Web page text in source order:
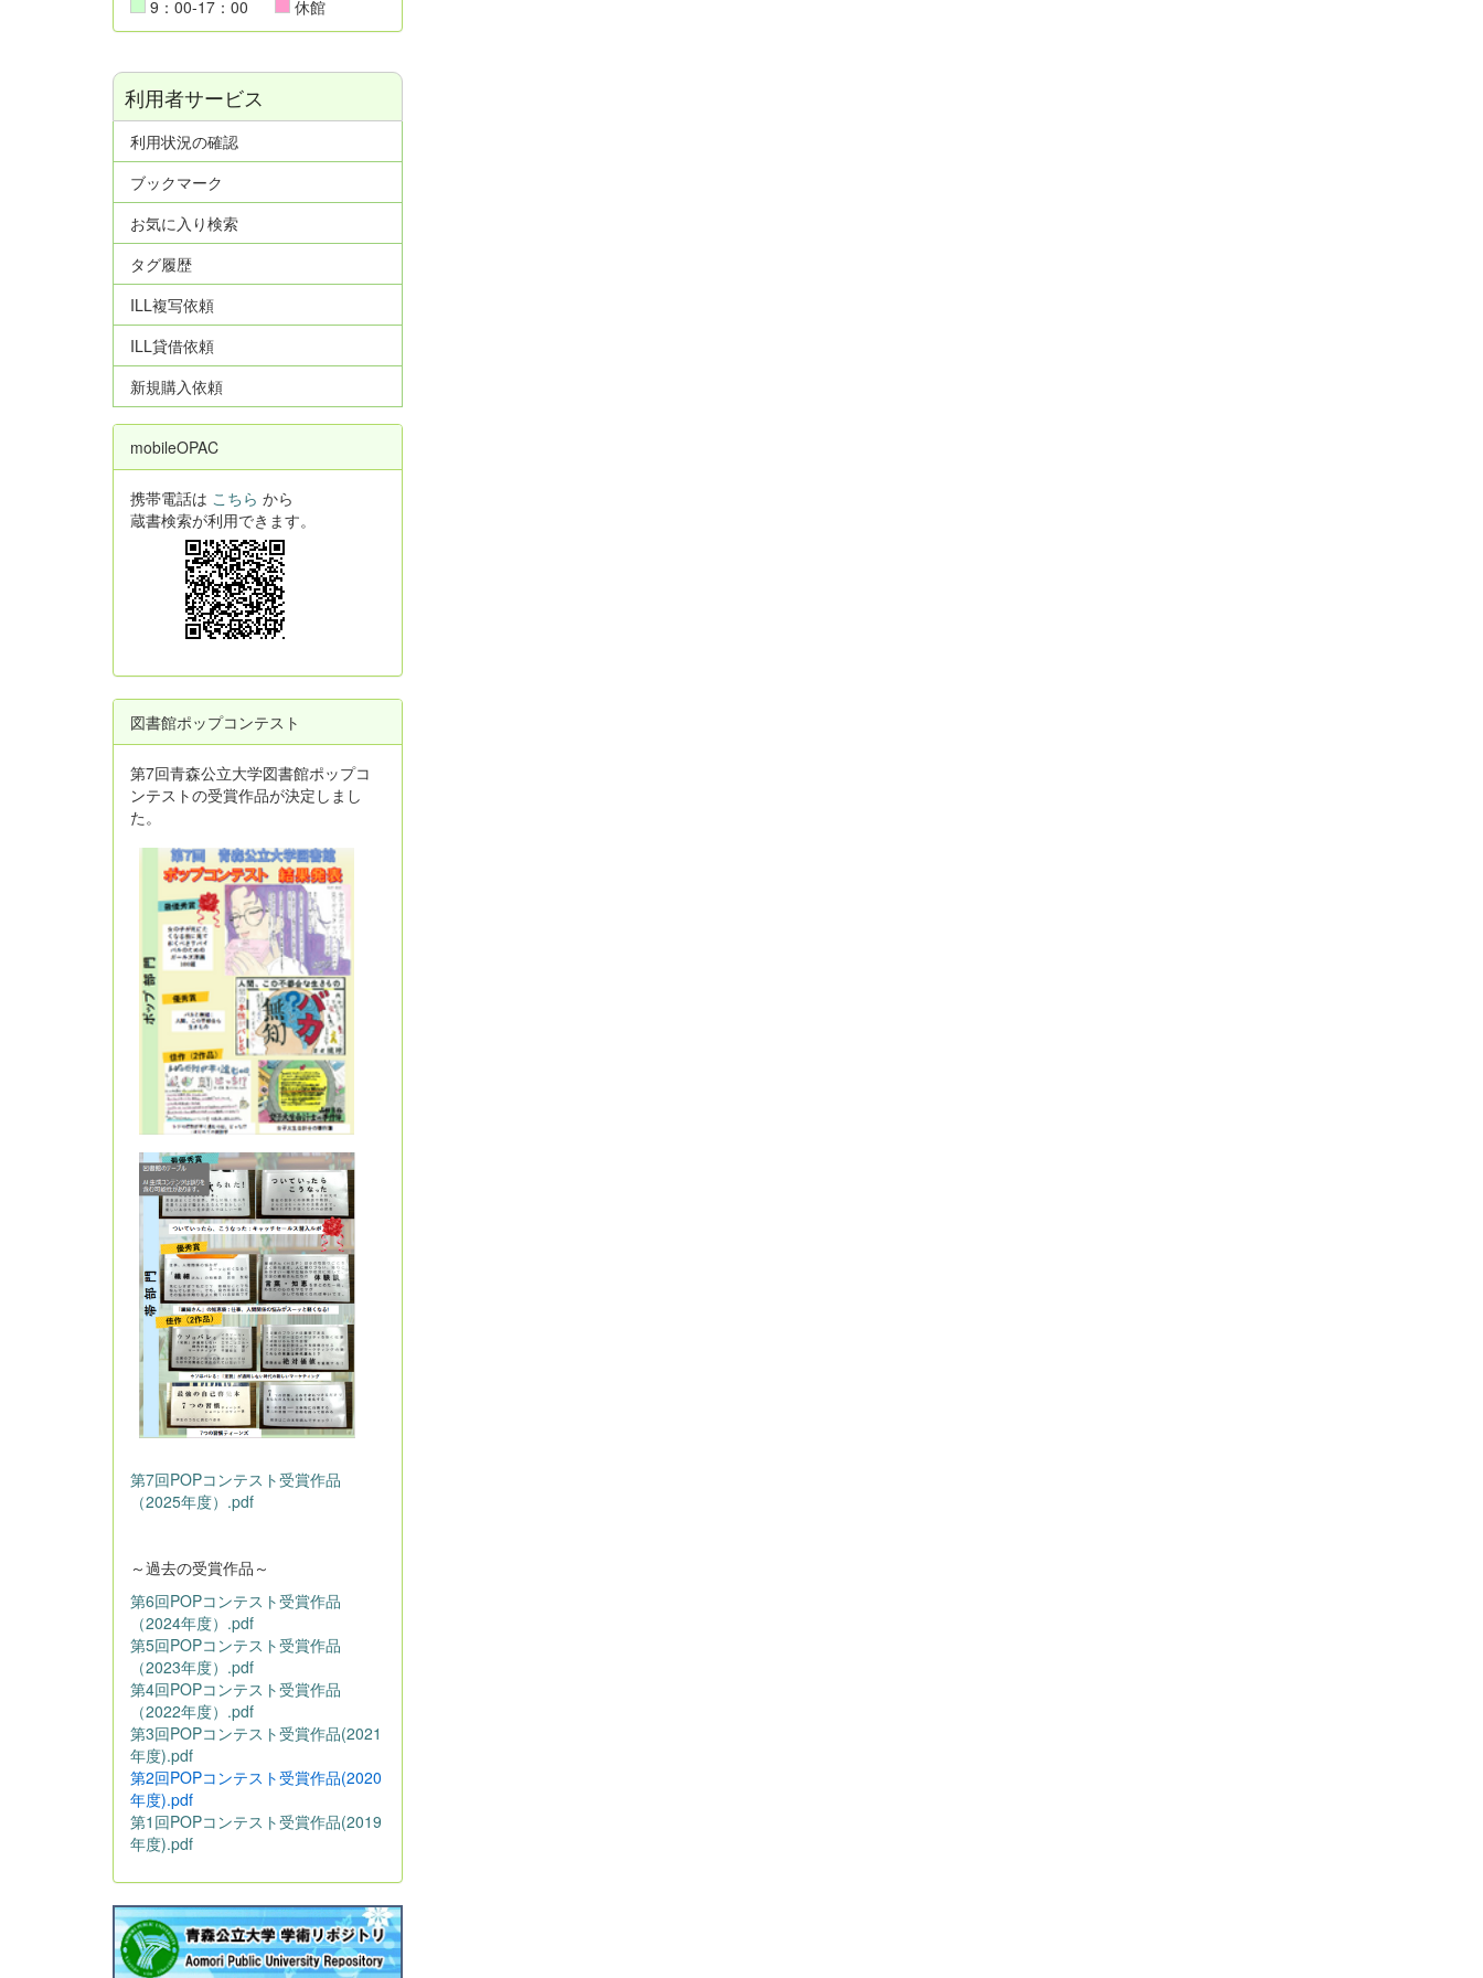
9：00-17：00 休館
利用者サービス
利用状況の確認
ブックマーク
お気に入り検索
タグ履歴
ILL複写依頼
ILL貸借依頼
新規購入依頼
mobileOPAC
携帯電話は こちら から
蔵書検索が利用できます。
図書館ポップコンテスト
第7回青森公立大学図書館ポップコ
ンテストの受賞作品が決定しまし
た。
第7回POPコンテスト受賞作品
（2025年度）.pdf
～過去の受賞作品～
第6回POPコンテスト受賞作品
（2024年度）.pdf
第5回POPコンテスト受賞作品
（2023年度）.pdf
第4回POPコンテスト受賞作品
（2022年度）.pdf
第3回POPコンテスト受賞作品(2021
年度).pdf
第2回POPコンテスト受賞作品(2020
年度).pdf
第1回POPコンテスト受賞作品(2019
年度).pdf